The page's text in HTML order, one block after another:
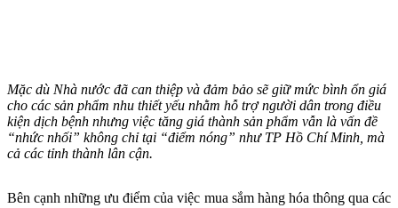
Mặc dù Nhà nước đã can thiệp và đảm bảo sẽ giữ mức bình ổn giá
cho các sản phẩm nhu thiết yếu nhằm hỗ trợ người dân trong điều
kiện dịch bệnh nhưng việc tăng giá thành sản phẩm vẫn là vấn đề
“nhức nhối” không chỉ tại “điểm nóng” như TP Hồ Chí Minh, mà
cả các tỉnh thành lân cận.
Bên cạnh những ưu điểm của việc mua sắm hàng hóa thông qua các